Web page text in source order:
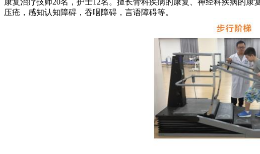
压疮，感知认知障碍，吞咽障碍，言语障碍等。